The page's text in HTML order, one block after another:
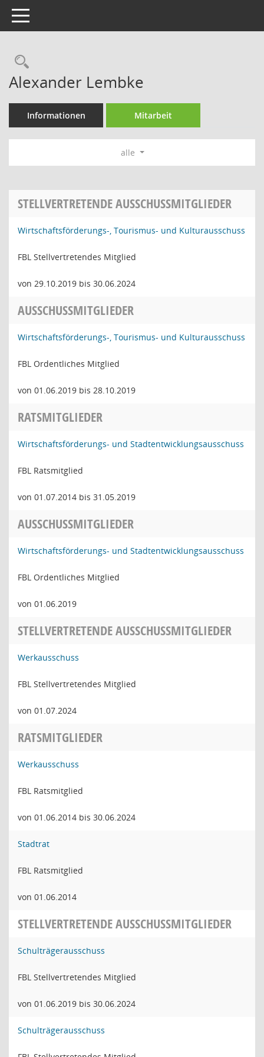
Toggle navigation
Rechercheauswahl
Alexander Lembke
Informationen Mitarbeit
alle
STELLVERTRETENDE AUSSCHUSSMITGLIEDER
Wirtschaftsförderungs-, Tourismus- und Kulturausschuss
FBL Stellvertretendes Mitglied
von 29.10.2019 bis 30.06.2024
AUSSCHUSSMITGLIEDER
Wirtschaftsförderungs-, Tourismus- und Kulturausschuss
FBL Ordentliches Mitglied
von 01.06.2019 bis 28.10.2019
RATSMITGLIEDER
Wirtschaftsförderungs- und Stadtentwicklungsausschuss
FBL Ratsmitglied
von 01.07.2014 bis 31.05.2019
AUSSCHUSSMITGLIEDER
Wirtschaftsförderungs- und Stadtentwicklungsausschuss
FBL Ordentliches Mitglied
von 01.06.2019
STELLVERTRETENDE AUSSCHUSSMITGLIEDER
Werkausschuss
FBL Stellvertretendes Mitglied
von 01.07.2024
RATSMITGLIEDER
Werkausschuss
FBL Ratsmitglied
von 01.06.2014 bis 30.06.2024
Stadtrat
FBL Ratsmitglied
von 01.06.2014
STELLVERTRETENDE AUSSCHUSSMITGLIEDER
Schulträgerausschuss
FBL Stellvertretendes Mitglied
von 01.06.2019 bis 30.06.2024
Schulträgerausschuss